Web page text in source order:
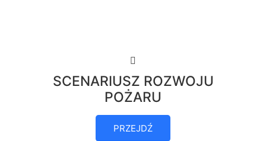
SCENARIUSZ ROZWOJU
POŻARU
PRZEJDŹ